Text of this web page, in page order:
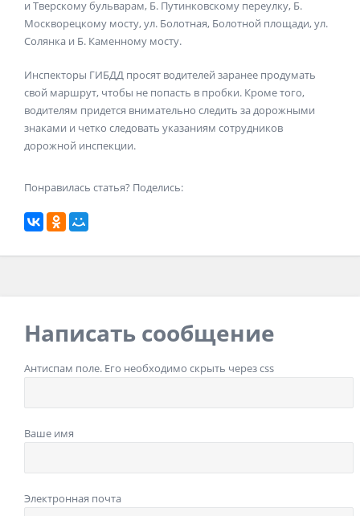
и Тверскому бульварам, Б. Путинковскому переулку, Б.
Москворецкому мосту, ул. Болотная, Болотной площади, ул.
Солянка и Б. Каменному мосту.
Инспекторы ГИБДД просят водителей заранее продумать
свой маршрут, чтобы не попасть в пробки. Кроме того,
водителям придется внимательно следить за дорожными
знаками и четко следовать указаниям сотрудников
дорожной инспекции.
Понравилась статья? Поделись:
Написать сообщение
Антиспам поле. Его необходимо скрыть через css
Ваше имя
Электронная почта